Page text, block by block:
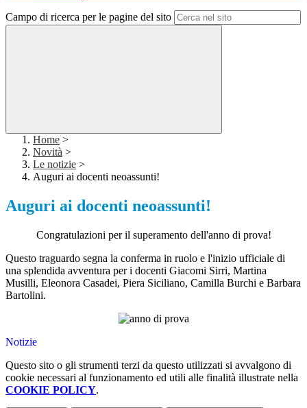
Campo di ricerca per le pagine del sito
Home >
Novità >
Le notizie >
Auguri ai docenti neoassunti!
Auguri ai docenti neoassunti!
Congratulazioni per il superamento dell'anno di prova!
Questo traguardo segna la conferma in ruolo e l'inizio ufficiale di
una splendida avventura per i docenti Giacomi Sirri, Martina
Musilli, Eleonora Casadei, Piera Siciliano, Camilla Burchi e Barbara
Bartolini.
Notizie
Questo sito o gli strumenti terzi da questo utilizzati si avvalgono di
cookie necessari al funzionamento ed utili alle finalità illustrate nella
COOKIE POLICY.